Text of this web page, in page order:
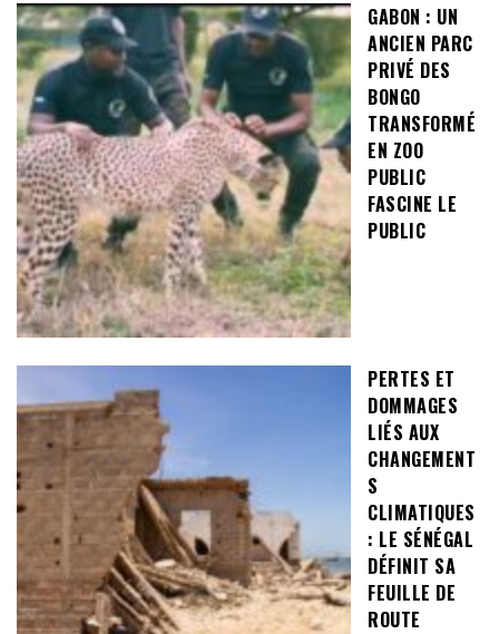
GABON : UN
ANCIEN PARC
PRIVÉ DES
BONGO
TRANSFORMÉ
EN ZOO
PUBLIC
FASCINE LE
PUBLIC
PERTES ET
DOMMAGES
LIÉS AUX
CHANGEMENT
S
CLIMATIQUES
: LE SÉNÉGAL
DÉFINIT SA
FEUILLE DE
ROUTE